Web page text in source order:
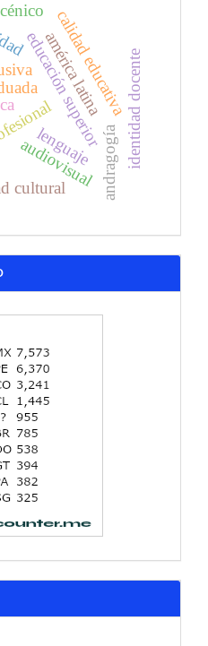
educación superior
américa latina
calidad educativaidentidad docente
lenguaje
audiovisualandragogía
cultural